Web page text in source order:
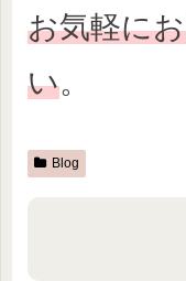
お気軽に
い。
Blog